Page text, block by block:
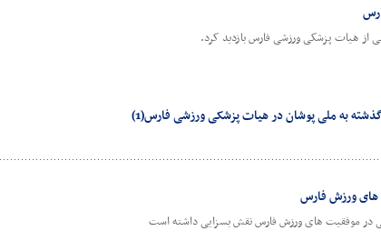
از هیات پزشکی ورزشی فارس بازدید کرد.
به ملی پوشان در هیات پزشکی ورزشی فارس(1)
ورزش فارس
در موفقیت های ورزش فارس نقش بسزایی داشته است